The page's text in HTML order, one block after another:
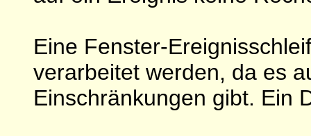
Eine Fenster-
verarbeitet werden, da es
Einschränkungen gibt. Ein